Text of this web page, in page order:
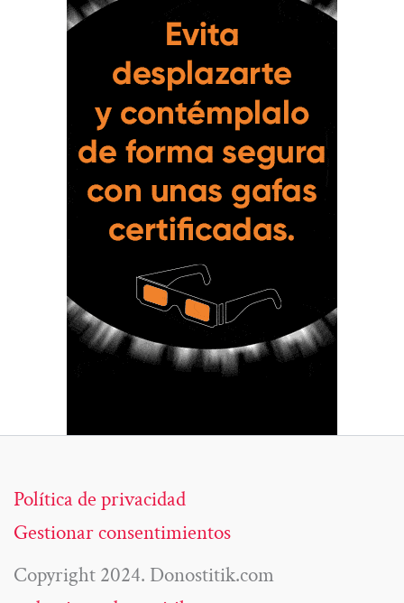
Política de privacidad
Gestionar consentimientos
Copyright 2024. Donostitik.com